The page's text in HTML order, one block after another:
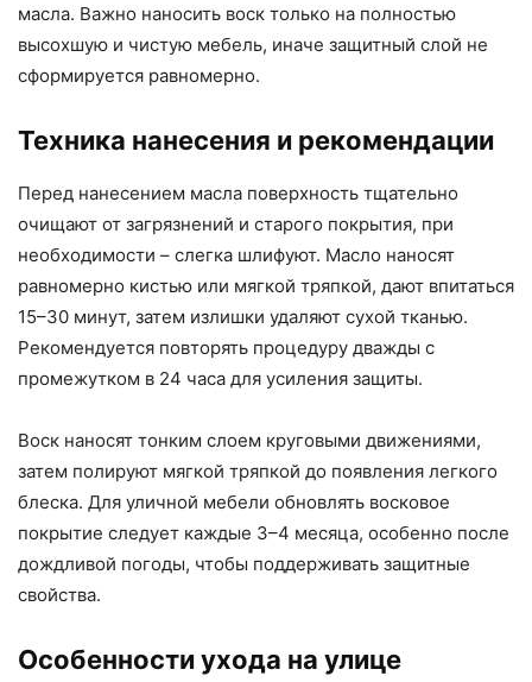
масла. Важно наносить воск только на полностью
высохшую и чистую мебель, иначе защитный слой не
сформируется равномерно.
Техника нанесения и рекомендации
Перед нанесением масла поверхность тщательно
очищают от загрязнений и старого покрытия, при
необходимости – слегка шлифуют. Масло наносят
равномерно кистью или мягкой тряпкой, дают впитаться
15–30 минут, затем излишки удаляют сухой тканью.
Рекомендуется повторять процедуру дважды с
промежутком в 24 часа для усиления защиты.
Воск наносят тонким слоем круговыми движениями,
затем полируют мягкой тряпкой до появления легкого
блеска. Для уличной мебели обновлять восковое
покрытие следует каждые 3–4 месяца, особенно после
дождливой погоды, чтобы поддерживать защитные
свойства.
Особенности ухода на улице